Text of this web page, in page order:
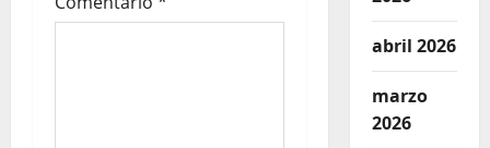
abril 2026
marzo
2026